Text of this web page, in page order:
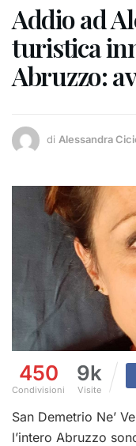
Addio ad
turistica
Abruzzo:
di Alessandra
450
Condivisioni
9k
Visite
San Demetrio Ne’
l’intero Abruzzo